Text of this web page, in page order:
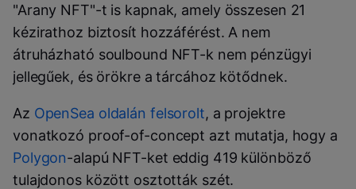
"Arany NFT"-t is kapnak, amely összesen 21
kézirathoz biztosít hozzáférést. A nem
átruházható soulbound NFT-k nem pénzügyi
jellegűek, és örökre a tárcához kötődnek.
Az OpenSea oldalán felsorolt, a projektre
vonatkozó proof-of-concept azt mutatja, hogy a
Polygon-alapú NFT-ket eddig 419 különböző
tulajdonos között osztották szét.